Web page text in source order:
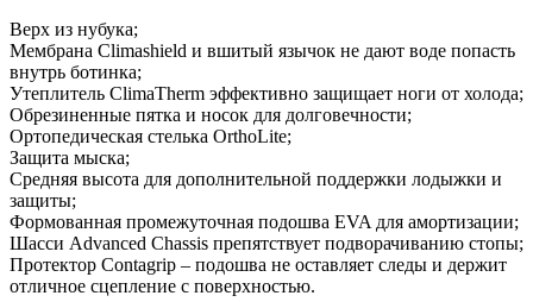
Верх из нубука;
Мембрана Climashield и вшитый язычок не дают воде попасть
внутрь ботинка;
Утеплитель ClimaTherm эффективно защищает ноги от холода;
Обрезиненные пятка и носок для долговечности;
Ортопедическая стелька OrthoLite;
Защита мыска;
Средняя высота для дополнительной поддержки лодыжки и
защиты;
Формованная промежуточная подошва EVA для амортизации;
Шасси Advanced Chassis препятствует подворачиванию стопы;
Протектор Contagrip – подошва не оставляет следы и держит
отличное сцепление с поверхностью.